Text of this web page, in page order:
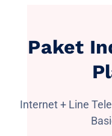
Paket
Internet + Line